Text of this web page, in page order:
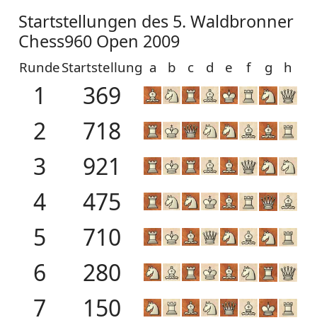
Startstellungen des 5. Waldbronner
Chess960 Open 2009
RundeStartstellung a b c d e f g h
1
369
2
718
3
921
4
475
5
710
6
280
7
150